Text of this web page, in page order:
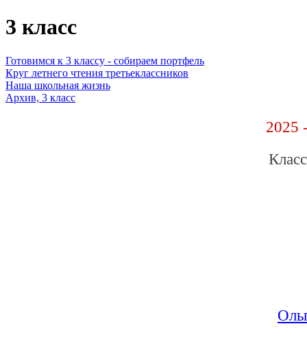
3 класс
Готовимся к 3 классу - собираем портфель
Круг летнего чтения третьеклассников
Наша школьная жизнь
Архив, 3 класс
2025